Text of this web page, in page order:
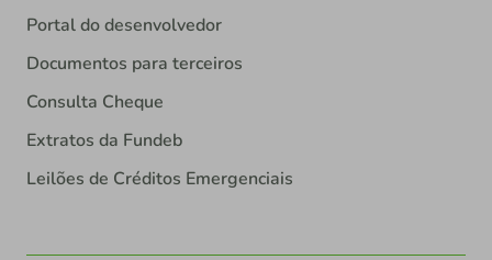
Portal do desenvolvedor
Documentos para terceiros
Consulta Cheque
Extratos da Fundeb
Leilões de Créditos Emergenciais